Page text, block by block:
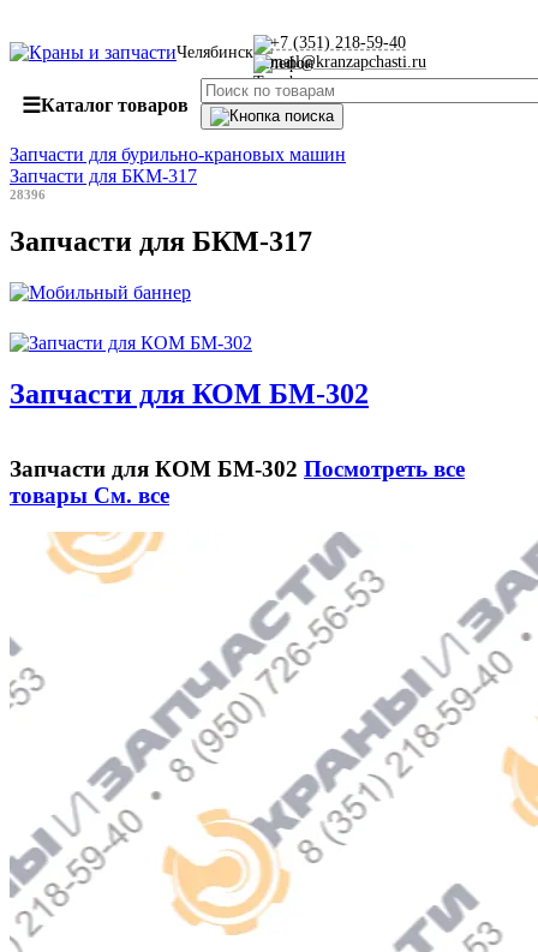
Челябинск
+7 (351) 218-59-40
mail@kranzapchasti.ru
☰Каталог товаров
Запчасти для бурильно-крановых машин
Запчасти для БКМ-317
28396
Запчасти для БКМ-317
Запчасти для КОМ БМ-302
Запчасти для КОМ БМ-302 Посмотреть все
товары См. все